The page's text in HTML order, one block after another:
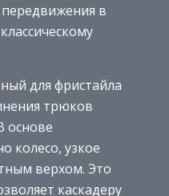
в
для фристайла
трюков
основе
колесо, узкое
верхом. Это
каскадеру